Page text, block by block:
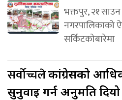
भक्तपुर, २१
नगरपालिकाको
सर्किटकोबारेमा
सर्वोच्चलेकांग्रेसको
सुनुवाइ गर्न अनुमति दियो